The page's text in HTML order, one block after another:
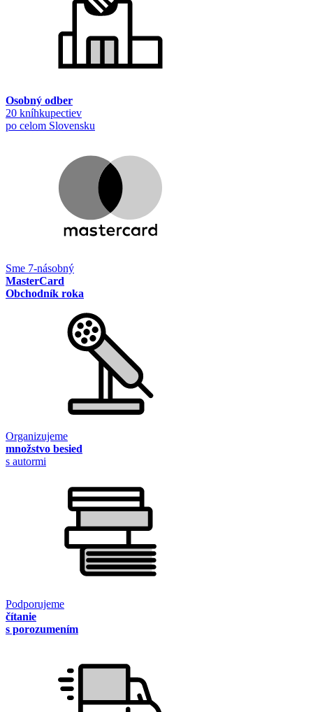
Osobný odber
20 kníhkupectiev
po celom Slovensku
Sme 7-násobný
MasterCard
Obchodník roka
Organizujeme
množstvo besied
s autormi
Podporujeme
čítanie
s porozumením